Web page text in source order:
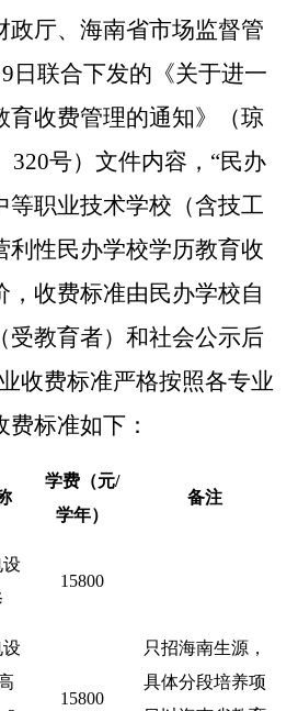
政厅、海南省市场监督管
日联合下发的 《关于进一
育收费管理的通知》（琼
320号） 文件内容 ， “民办
等职业技术学校（含技工
利性民办学校学历教育收
，收费标准由民办学校自
受教育者）和社会公示后
收费标准严格按照各专业
标准如下：
学费（元/
学年）
备注
设
15800
设
15800
只招海南生源，
具体分段培养项